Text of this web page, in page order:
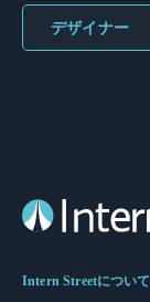
デザイナー
Intern Streetについて